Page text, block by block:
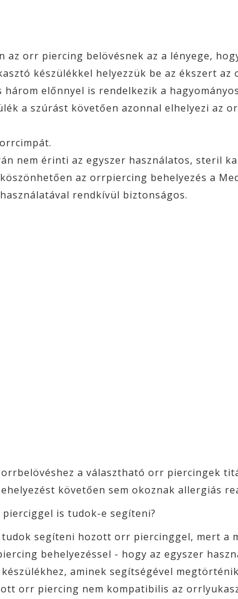
orr piercing belövésnek az a lényege,
készülékkel helyezzük be az ékszert az
előnnyel is rendelkezik a
a szúrást követően azonnal elhelyezi az
nem érinti az egyszer használatos, steril
az orrpiercing behelyezés a
rendkívül biztonságos.
a választható orr piercingek
követően sem okoznak allergiás
is tudok-e segíteni?
segíteni hozott orr piercinggel, mert a
behelyezéssel - hogy az egyszer
aminek segítségével
orr piercing nem kompatibilis az